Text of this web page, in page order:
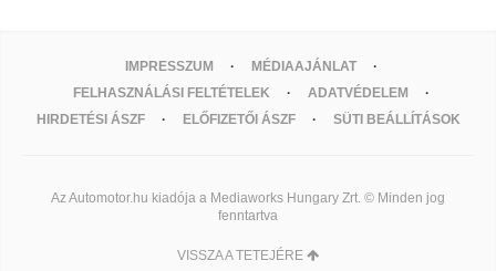
IMPRESSZUM
MÉDIAAJÁNLAT
FELHASZNÁLÁSI FELTÉTELEK
ADATVÉDELEM
HIRDETÉSI ÁSZF
ELŐFIZETŐI ÁSZF SÜTI BEÁLLÍTÁSOK
Az Automotor.hu kiadója a Mediaworks Hungary Zrt. © Minden jog
fenntartva
VISSZA A TETEJÉRE